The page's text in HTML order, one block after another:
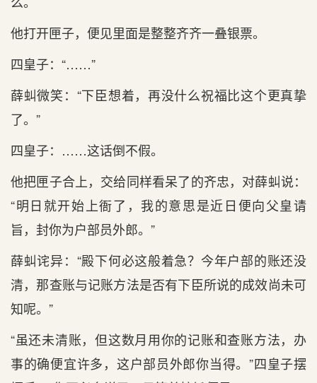
他打开匣子，便见里面是整整齐齐一叠银票。
四皇子：“……”
薛虯微笑：“下臣想着，再没什么祝福比这个更真挚
了。”
四皇子：……这话倒不假。
他把匣子合上，交给同样看呆了的齐忠，对薛虯说：
“明日就开始上衙了，我的意思是近日便向父皇请
旨，封你为户部员外郎。”
薛虯诧异：“殿下何必这般着急？今年户部的账还没
清，那查账与记账方法是否有下臣所说的成效尚未可
知呢。”
“虽还未清账，但这数月用你的记账和查账方法，办
事的确便宜许多，这户部员外郎你当得。”四皇子摆